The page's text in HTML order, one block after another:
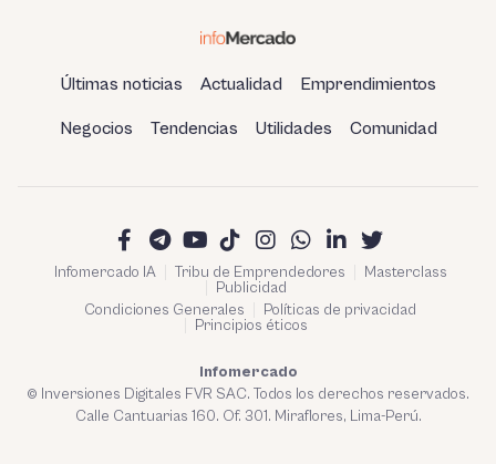
Últimas noticias Actualidad Emprendimientos
Negocios Tendencias Utilidades Comunidad
Infomercado IA Tribu de Emprendedores
Masterclass
Publicidad
Condiciones Generales
Políticas de privacidad
Principios éticos
Infomercado
© Inversiones Digitales FVR SAC. Todos los derechos reservados.
Calle Cantuarias 160. Of. 301. Miraflores, Lima-Perú.